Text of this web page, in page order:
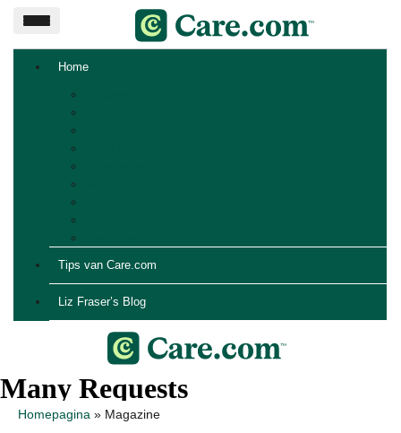
Home
Tips van Care.com
Liz Fraser’s Blog
Homepagina » Magazine